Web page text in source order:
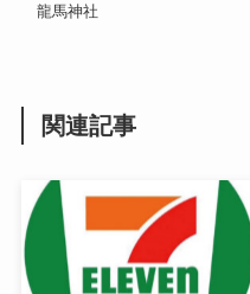
龍馬神社
関連記事